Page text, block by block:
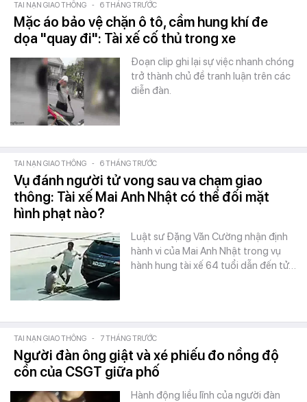
TAI NẠN GIAO THÔNG - 6 THÁNG TRƯỚC
Mặc áo bảo vệ chặn ô tô, cầm hung khí đe
dọa "quay đi": Tài xế cố thủ trong xe
Đoạn clip ghi lại sự việc nhanh chóng
trở thành chủ đề tranh luận trên các
diễn đàn.
TAI NẠN GIAO THÔNG - 6 THÁNG TRƯỚC
Vụ đánh người tử vong sau va chạm giao
thông: Tài xế Mai Anh Nhật có thể đối mặt
hình phạt nào?
Luật sư Đặng Văn Cường nhận định
hành vi của Mai Anh Nhật trong vụ
hành hung tài xế 64 tuổi dẫn đến tử…
TAI NẠN GIAO THÔNG - 7 THÁNG TRƯỚC
Người đàn ông giật và xé phiếu đo nồng độ
cồn của CSGT giữa phố
Hành động liều lĩnh của người đàn